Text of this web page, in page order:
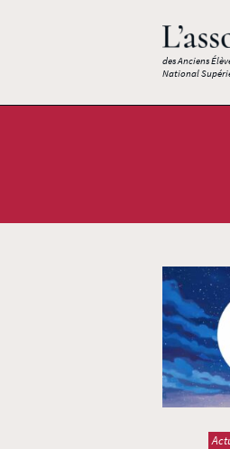
des Anciens
National